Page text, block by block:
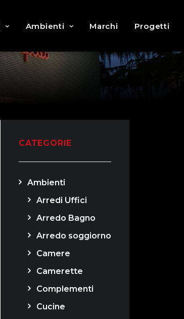
Ambienti Marchi Progetti
CATEGORIE
Ambienti
Arredi Uffici
Arredo Bagno
Arredo soggiorno
Camere
Camerette
Complementi
Cucine